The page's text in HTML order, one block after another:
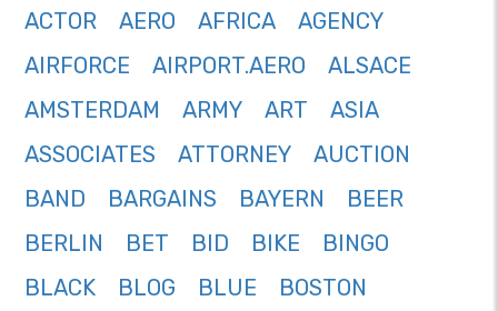
ACTOR
AERO AFRICA
AGENCY
AIRFORCE
AIRPORT.AERO
ALSACE
AMSTERDAM
ARMY ART
ASIA
ASSOCIATES
ATTORNEY
AUCTION
BAND
BARGAINS BAYERN
BEER
BERLIN
BET BID BIKE
BINGO
BLACK
BLOG BLUE
BOSTON